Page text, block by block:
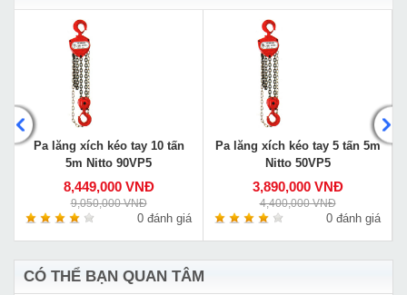
Pa lăng xích kéo tay 10 tấn
5m Nitto 90VP5
8,449,000 VNĐ
9,050,000 VNĐ
0 đánh giá
Pa lăng xích kéo tay 5 tấn 5m
Nitto 50VP5
3,890,000 VNĐ
4,400,000 VNĐ
0 đánh giá
CÓ THỂ BẠN QUAN TÂM